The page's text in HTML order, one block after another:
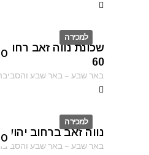
למכירה
ID
שכונת נווה זאב רחוב
60
באר שבע–באר שבע
למכירה
ID
נווה זאב ברחוב
באר שבע–באר שבע